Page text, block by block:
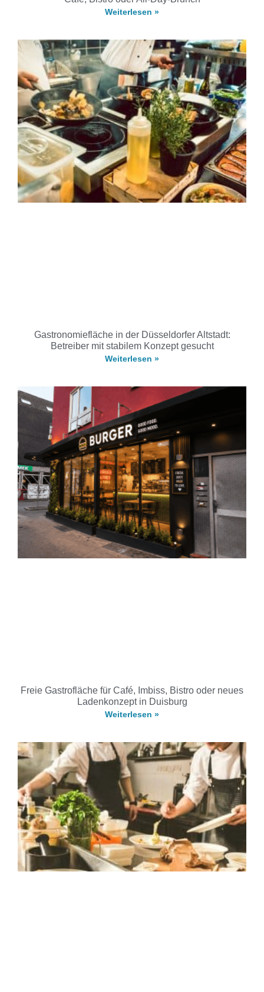
Weiterlesen »
Gastronomiefläche in der Düsseldorfer Altstadt:
Betreiber mit stabilem Konzept gesucht
Weiterlesen »
Freie Gastrofläche für Café, Imbiss, Bistro oder neues
Ladenkonzept in Duisburg
Weiterlesen »